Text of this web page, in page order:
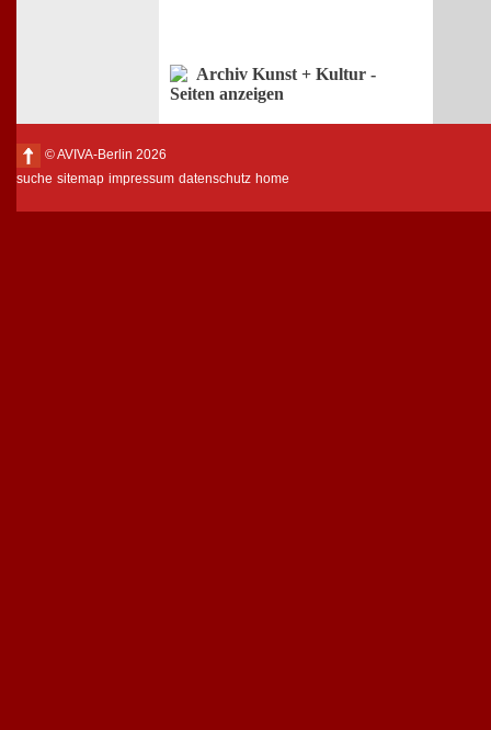
Archiv Kunst + Kultur -
Seiten anzeigen
© AVIVA-Berlin 2026
suche sitemap impressum datenschutz home